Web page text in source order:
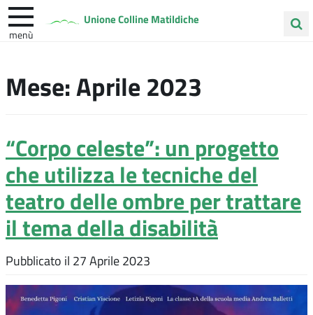
Unione Colline Matildiche
menù
sito
Mese:Aprile 2023
“Corpo celeste”: un progetto
che utilizza le tecniche del
teatro delle ombre per trattare
il tema della disabilità
Pubblicato il 27 Aprile 2023